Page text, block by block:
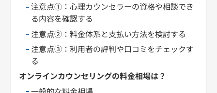
注意点①：心理カウンセラーの資格や相談でき
る内容を確認する
注意点②：料金体系と支払い方法を検討する
注意点③：利用者の評判や口コミをチェックす
る
オンラインカウンセリングの料金相場は？